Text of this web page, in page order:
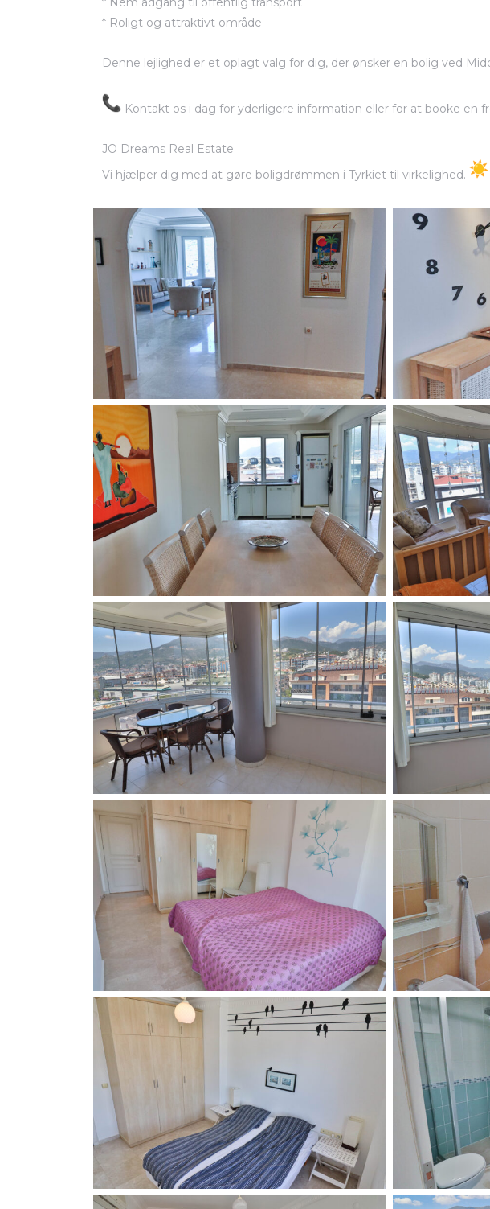
* Roligt og attraktivt område
Denne lejlighed er et oplagt valg for dig, der ønsker en bolig ved
Kontakt os i dag for yderligere information eller for at booke en
JO Dreams Real Estate
Vi hjælper dig med at gøre boligdrømmen i Tyrkiet til virkelighed.